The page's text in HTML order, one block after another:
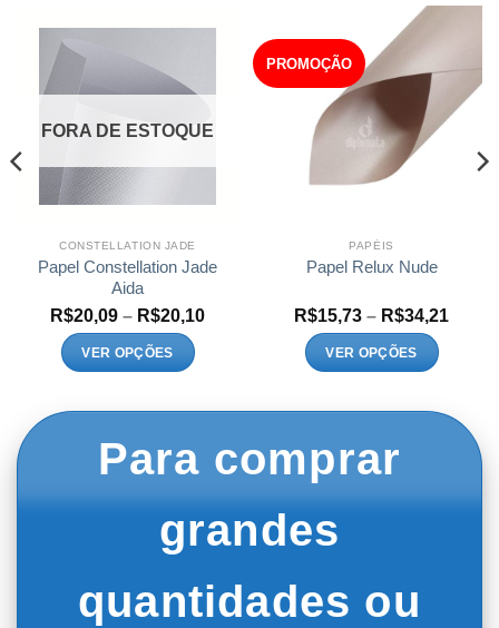
FORA DE ESTOQUE
CONSTELLATION JADE
Papel Constellation Jade
Aida
R$20,09 – R$20,10Faixa
VER OPÇÕES
várias
variantes.
opções
podem
escolhidas
na
PROMOÇÃO
PAPÉIS
Papel Relux Nude
R$15,73 – R$34,21
VER OPÇÕES
várias
variantes.
escolhidas
na
Para comprar
grandes
quantidades ou